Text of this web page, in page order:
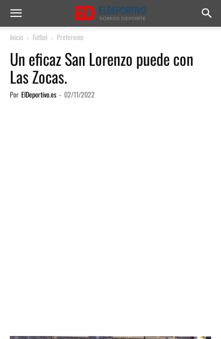
Inicio Fútbol Preferente
Un eficaz San Lorenzo puede con
Las Zocas.
Por ElDeportivo.es - 02/11/2022